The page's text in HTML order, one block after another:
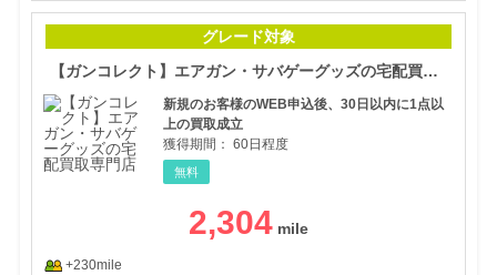
グレード対象
【ガンコレクト】エアガン・サバゲーグッズの宅配買取専門店
新規のお客様のWEB申込後、30日以内に1点以
上の買取成立
獲得期間： 60日程度
無料
2,304
+230mile